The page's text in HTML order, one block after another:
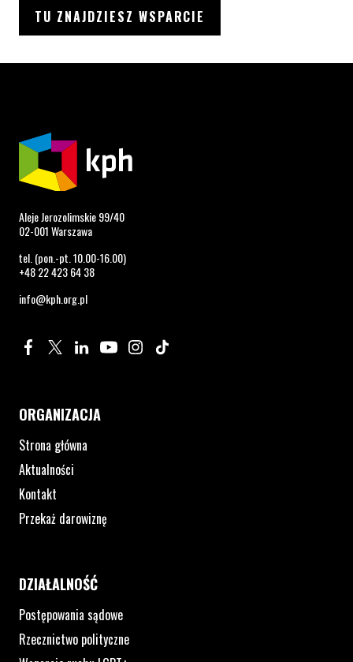
TU ZNAJDZIESZ WSPARCIE
Aleje Jerozolimskie 99/40
02-001 Warszawa
tel. (pon.-pt. 10.00-16.00)
+48 22 423 64 38
info@kph.org.pl
Profil na Facebook. Strona otwiera się w nowym oknie.
Profil na Twitter. Strona otwiera się w nowym oknie.
Profil na LinkedIn. Strona otwiera się w nowym oknie.
Profil na YouTube. Strona otwiera się w nowym
Profil na Instagram. Strona otwiera się
ORGANIZACJA
Strona główna
Aktualności
Kontakt
Przekaż darowiznę
DZIAŁALNOŚĆ
Postępowania sądowe
Rzecznictwo polityczne